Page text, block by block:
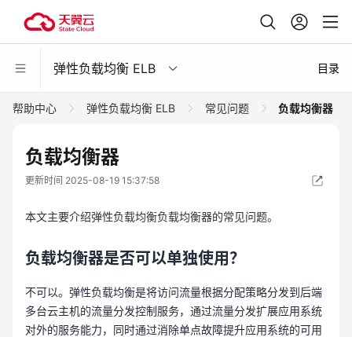
弹性负载均衡 ELB 目录
帮助中心 弹性负载均衡 ELB 常见问题 负载均衡器
负载均衡器
更新时间 2025-08-19 15:37:58
本文主要介绍弹性负载均衡负载均衡器的常见问题。
负载均衡器是否可以单独使用？
不可以。弹性负载均衡是将访问流量根据分配策略分发到后端
多台云主机的流量分发控制服务，通过流量分发扩展应用系统
对外的服务能力，同时通过消除单点故障提升应用系统的可用